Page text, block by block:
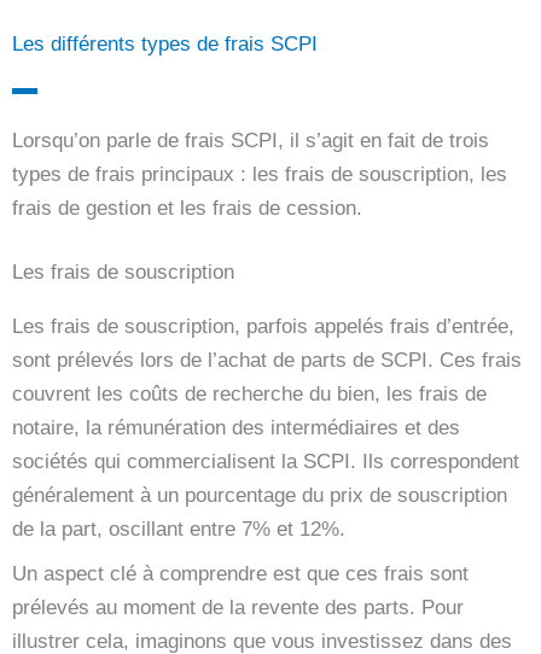
Les différents types de frais SCPI
Lorsqu’on parle de frais SCPI, il s’agit en fait de trois
types de frais principaux : les frais de souscription, les
frais de gestion et les frais de cession.
Les frais de souscription
Les frais de souscription, parfois appelés frais d’entrée,
sont prélevés lors de l’achat de parts de SCPI. Ces frais
couvrent les coûts de recherche du bien, les frais de
notaire, la rémunération des intermédiaires et des
sociétés qui commercialisent la SCPI. Ils correspondent
généralement à un pourcentage du prix de souscription
de la part, oscillant entre 7% et 12%.
Un aspect clé à comprendre est que ces frais sont
prélevés au moment de la revente des parts. Pour
illustrer cela, imaginons que vous investissez dans des